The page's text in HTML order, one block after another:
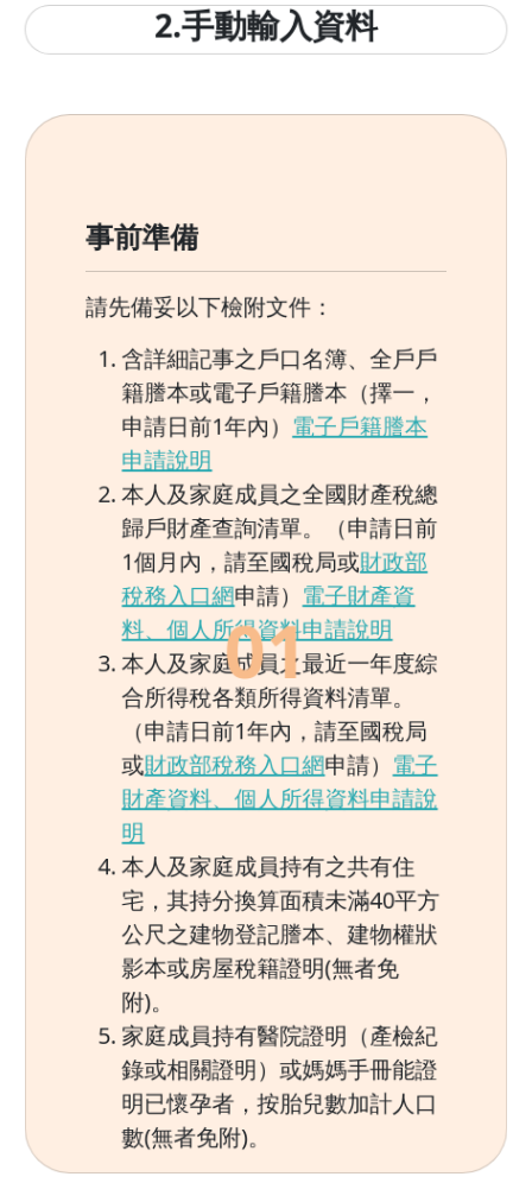
2.手動輸入資料
01
事前準備
請先備妥以下檢附文件：
含詳細記事之戶口名簿、全戶戶
籍謄本或電子戶籍謄本（擇一，
申請日前1年內） 電子戶籍謄本
申請說明
本人及家庭成員之全國財產稅總
歸戶財產查詢清單。（申請日前
1個月內，請至國稅局或財政部
稅務入口網申請） 電子財產資
料、個人所得資料申請說明
本人及家庭成員之最近一年度綜
合所得稅各類所得資料清單。
（申請日前1年內，請至國稅局
或財政部稅務入口網申請） 電子
財產資料、個人所得資料申請說
明
本人及家庭成員持有之共有住
宅，其持分換算面積未滿40平方
公尺之建物登記謄本、建物權狀
影本或房屋稅籍證明(無者免
附)。
家庭成員持有醫院證明（產檢紀
錄或相關證明）或媽媽手冊能證
明已懷孕者，按胎兒數加計人口
數(無者免附)。